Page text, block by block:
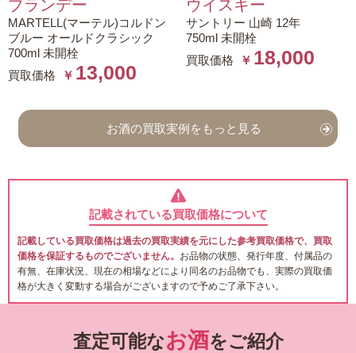
ブランデー
MARTELL(マーテル)コルドン
ブルー オールドクラシック
700ml 未開栓
買取価格
￥ 13,000
ウイスキー
サントリー 山崎 12年
750ml 未開栓
買取価格
￥ 18,000
お酒の買取実例をもっと見る
記載されている買取価格について
記載している買取価格は過去の買取実績を元にした参考買取価格で、買取
価格を保証するものでございません。 お品物の状態、発行年度、付属品の
有無、在庫状況、現在の相場などにより同名のお品物でも、実際の買取価
格が大きく変動する場合がございますので予めご了承下さい。
査定可能なお酒をご紹介